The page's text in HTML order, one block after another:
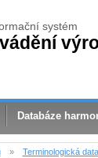
systém
Databáze
» Terminologická